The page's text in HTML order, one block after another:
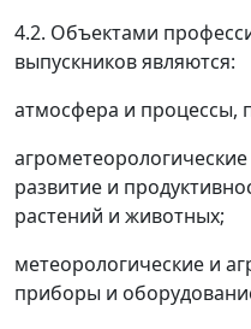
4.2. Объектами
выпускников являются:
атмосфера и процессы,
развитие и
растений и животных;
метеорологические и
приборы и